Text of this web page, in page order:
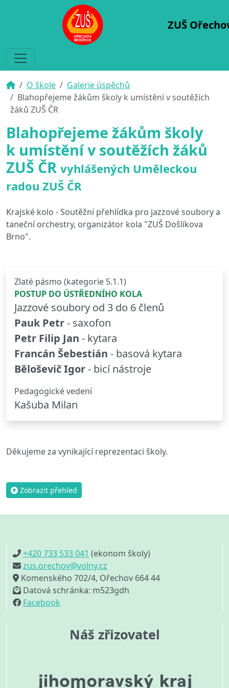
ZUŠ
O škole
Galerie úspěchů
Blahopřejeme žákům školy k umístění v soutěžích
žáků ZUŠ ČR
Blahopřejeme žákům školy
k umístění v soutěžích žáků
ZUŠ ČR vyhlášených Uměleckou
radou ZUŠ ČR
Krajské kolo - Soutěžní přehlídka pro jazzové soubory a
taneční orchestry, organizátor kola "ZUŠ Došlíkova
Brno".
Zlaté pásmo (kategorie 5.1.1)
POSTUP DO ÚSTŘEDNÍHO KOLA
Jazzové soubory od 3 do 6 členů
Pauk Petr- saxofon
Petr Filip Jan - kytara
Francán Šebestián - basová kytara
Běloševič Igor- bicí nástroje
Pedagogické vedení
Kašuba Milan
Děkujeme za vynikající reprezentaci školy.
Zobrazit přehled
+420 733 533 041 (ekonom školy)
zus.orechov@volny.cz
Komenského 702/4, Ořechov 664 44
Datová schránka: m523gdh
Facebook
Náš zřizovatel